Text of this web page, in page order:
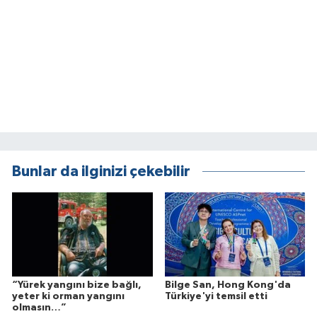
Bunlar da ilginizi çekebilir
“Yürek yangını bize bağlı,
yeter ki orman yangını
olmasın…”
Bilge San, Hong Kong'da
Türkiye'yi temsil etti